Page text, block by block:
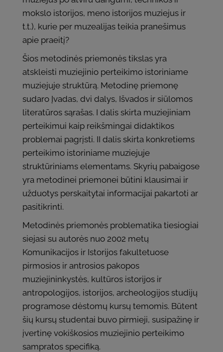
mokslo istorijos, meno istorijos muziejus ir
t.t.), kurie per muzealijas teikia pranešimus
apie praeitį?
Šios metodinės priemonės tikslas yra
atskleisti muziejinio perteikimo istoriniame
muziejuje struktūrą. Metodinę priemonę
sudaro Įvadas, dvi dalys, Išvados ir siūlomos
literatūros sąrašas. I dalis skirta muziejiniam
perteikimui kaip reikšmingai didaktikos
problemai pagrįsti. II dalis skirta konkretiems
perteikimo istoriniame muziejuje
struktūriniams elementams. Skyrių pabaigose
yra metodinei priemonei būtini klausimai ir
užduotys perskaitytai informacijai pakartoti ar
pasitikrinti.
Metodinės priemonės problematika tiesiogiai
siejasi su autorės nuo 2002 metų
Komunikacijos ir Istorijos fakultetuose
pirmosios ir antrosios pakopos
muziejininkystės, kultūros istorijos ir
antropologijos, istorijos, archeologijos studijų
programose dėstomų kursų temomis. Būtent
šių kursų studentai buvo pirmieji, susipažinę ir
įvertinę vokiškosios muziejinio perteikimo
sampratos specifiką.